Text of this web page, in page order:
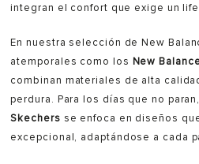
42 9
44 11
Color
VER PRODUCTO
integran el confort que exige un
En nuestra selección de New
atemporales como los New
combinan materiales de alta
perdura. Para los días que no
Skechers se enfoca en diseños
excepcional, adaptándose a cada